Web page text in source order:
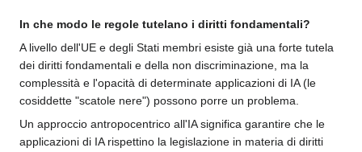
In che modo le regole tutelano i diritti fondamentali?
A livello dell'UE e degli Stati membri esiste già una forte tutela
dei diritti fondamentali e della non discriminazione, ma la
complessità e l'opacità di determinate applicazioni di IA (le
cosiddette "scatole nere") possono porre un problema.
Un approccio antropocentrico all'IA significa garantire che le
applicazioni di IA rispettino la legislazione in materia di diritti